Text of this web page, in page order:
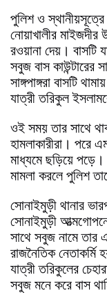
পুলিশ ও
নোয়াখালীর মাইজদীর
রওয়ানা দেয়। বাসটি
সবুজ বাস
সাঙ্গপাঙ্গরা বাসটি
যাত্রী তরিকুল
ওই সময় তার সাথে
হামলাকারীরা। পরে
মাধ্যমে ছড়িয়ে
মামলা করলে পুলিশ
সোনাইমুড়ী থানার
সোনাইমুড়ী
সাথে সবুজ নামে তার
রাজনৈতিক নেতাকর্মি
যাত্রী তরিকুলের
সবুজ মনে করে বাস